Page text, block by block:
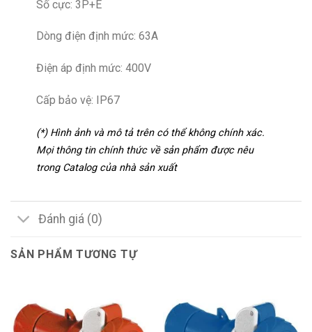
Số cực: 3P+E
Dòng điện định mức: 63A
Điện áp định mức: 400V
Cấp bảo vệ: IP67
(*) Hình ảnh và mô tả trên có thể không chính xác.
Mọi thông tin chính thức về sản phẩm được nêu
trong Catalog của nhà sản xuất
Đánh giá (0)
SẢN PHẨM TƯƠNG TỰ